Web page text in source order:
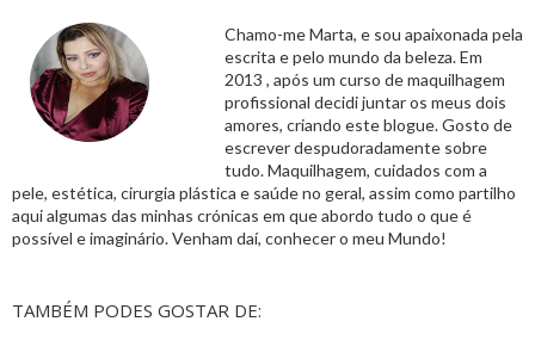
Chamo-me Marta, e sou apaixonada pela
escrita e pelo mundo da beleza. Em
2013 , após um curso de maquilhagem
profissional decidi juntar os meus dois
amores, criando este blogue. Gosto de
escrever despudoradamente sobre
tudo. Maquilhagem, cuidados com a
pele, estética, cirurgia plástica e saúde no geral, assim como partilho
aqui algumas das minhas crónicas em que abordo tudo o que é
possível e imaginário. Venham daí, conhecer o meu Mundo!
TAMBÉM PODES GOSTAR DE: